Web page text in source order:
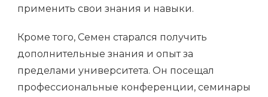
применить свои знания и навыки.
Кроме того, Семен старался получить
дополнительные знания и опыт за
пределами университета. Он посещал
профессиональные конференции, семинары